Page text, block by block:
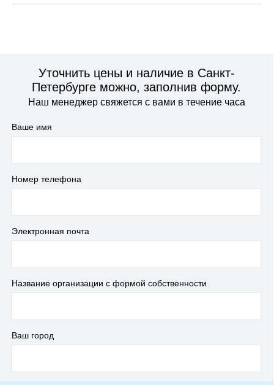
Уточнить цены и наличие в Санкт-
Петербурге можно, заполнив форму.
Наш менеджер свяжется с вами в течение часа
Ваше имя
Номер телефона
Электронная почта
Название организации с формой собственности
Ваш город